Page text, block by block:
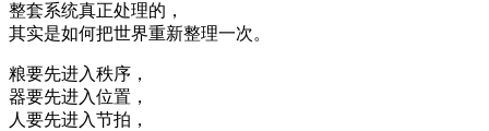
整套系统真正处理的，
其实是如何把世界重新整理一次。
粮要先进入秩序，
器要先进入位置，
人要先进入节拍，